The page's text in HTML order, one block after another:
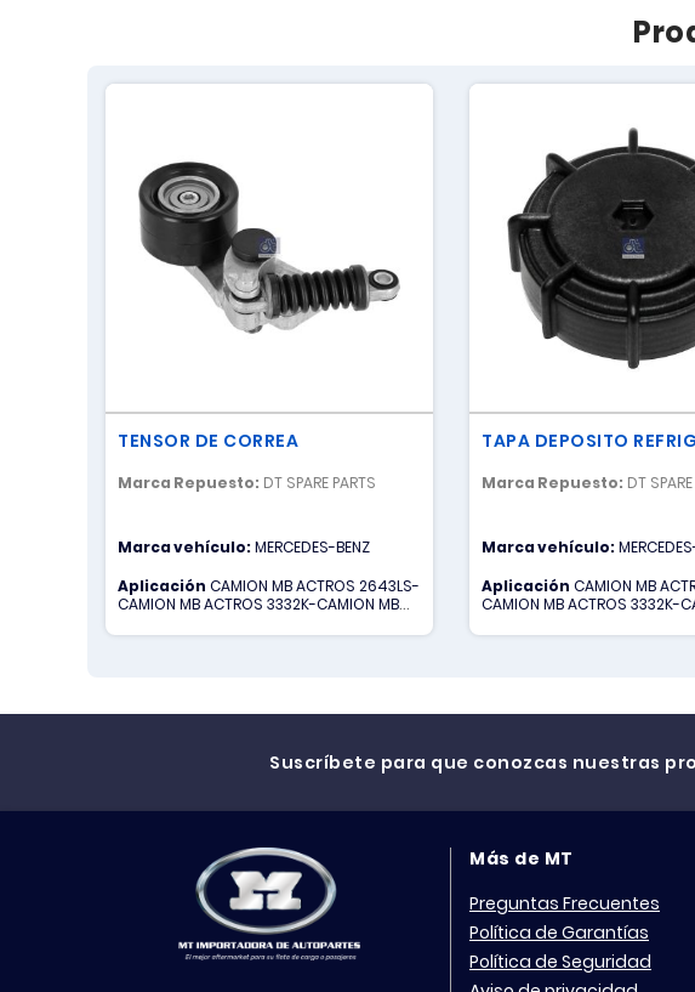
TENSOR DE CORREA
Marca Repuesto: DT SPARE PARTS
Marca vehículo:MERCEDES-BENZ
Aplicación CAMION MB ACTROS 2643LS-
CAMION MB ACTROS 3332K-CAMION MB
4140K-CAMION MB ACTROS 4141K
TAPA DEPOSITO
Marca Repuesto: DT
Marca vehículo:
Aplicación CAMION MB
CAMION MB ACTROS 3332K-
4140K-CAMION MB ACTROS
Suscríbete para que conozcas nuestras
Más de MT
Preguntas Frecuentes
Política de Garantías
Política de Seguridad